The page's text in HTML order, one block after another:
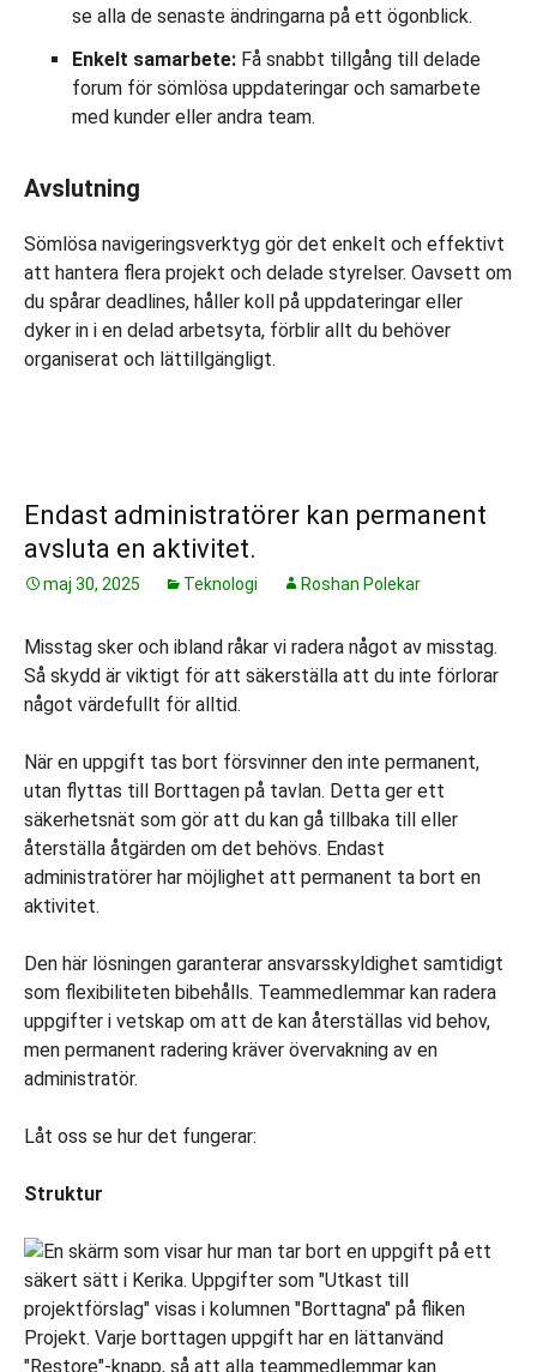
se alla de senaste ändringarna på ett ögonblick.
Enkelt samarbete: Få snabbt tillgång till delade
forum för sömlösa uppdateringar och samarbete
med kunder eller andra team.
Avslutning
Sömlösa navigeringsverktyg gör det enkelt och effektivt
att hantera flera projekt och delade styrelser. Oavsett om
du spårar deadlines, håller koll på uppdateringar eller
dyker in i en delad arbetsyta, förblir allt du behöver
organiserat och lättillgängligt.
Endast administratörer kan permanent
avsluta en aktivitet.
maj 30, 2025 Teknologi Roshan Polekar
Misstag sker och ibland råkar vi radera något av misstag.
Så skydd är viktigt för att säkerställa att du inte förlorar
något värdefullt för alltid.
När en uppgift tas bort försvinner den inte permanent,
utan flyttas till Borttagen på tavlan. Detta ger ett
säkerhetsnät som gör att du kan gå tillbaka till eller
återställa åtgärden om det behövs. Endast
administratörer har möjlighet att permanent ta bort en
aktivitet.
Den här lösningen garanterar ansvarsskyldighet samtidigt
som flexibiliteten bibehålls. Teammedlemmar kan radera
uppgifter i vetskap om att de kan återställas vid behov,
men permanent radering kräver övervakning av en
administratör.
Låt oss se hur det fungerar:
Struktur